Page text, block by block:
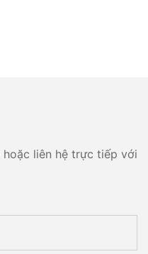
liên hệ trực tiếp với